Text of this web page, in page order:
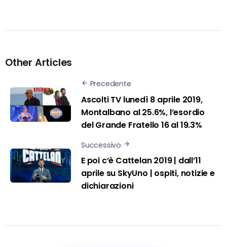
Other Articles
Precedente
Ascolti TV lunedì 8 aprile 2019,
Montalbano al 25.6%, l’esordio
del Grande Fratello 16 al 19.3%
Successivo
E poi c’è Cattelan 2019 | dall’11
aprile su SkyUno | ospiti, notizie e
dichiarazioni